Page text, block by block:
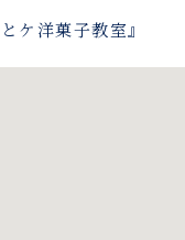
とケ洋菓子教室』